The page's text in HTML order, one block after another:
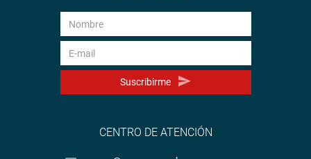
de Vivienda, Construcción y Saneamiento, acompañado
del alcalde del distrito Samuel Pastor, Jhonatan
Machado, con el objetivo de impulsar soluciones
concretas para las obras pendientes en la provincia de
Suscribirme
CENTRO DE ATENCIÓN